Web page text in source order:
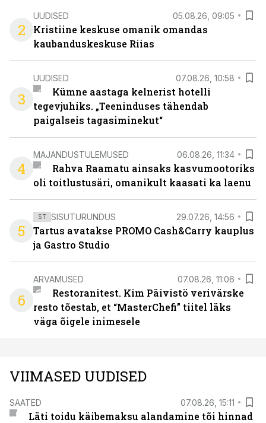
2
UUDISED 05.08.26, 09:05
Kristiine keskuse omanik omandas
kaubanduskeskuse Riias
3
UUDISED 07.08.26, 10:58
Kümne aastaga kelnerist hotelli
tegevjuhiks. „Teeninduses tähendab
paigalseis tagasiminekut“
4
MAJANDUSTULEMUSED 06.08.26, 11:34
Rahva Raamatu ainsaks kasvumootoriks
oli toitlustusäri, omanikult kaasati ka laenu
5
ST SISUTURUNDUS 29.07.26, 14:56
Tartus avatakse PROMO Cash&Carry kauplus
ja Gastro Studio
6
ARVAMUSED 07.08.26, 11:06
Restoranitest. Kim Päivistö verivärske
resto tõestab, et “MasterChefi” tiitel läks
väga õigele inimesele
VIIMASED UUDISED
SAATED 07.08.26, 15:11
Läti toidu käibemaksu alandamine tõi hinnad